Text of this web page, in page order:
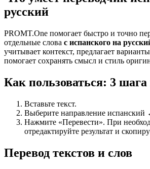
русский
PROMT.One помогает быстро и точно
отдельные слова с испанского на
учитывает контекст, предлагает
помогает сохранять смысл и стиль
Как пользоваться: 3 шага
Вставьте текст.
Выберите направление испанский
Нажмите «Перевести». При
отредактируйте результат и
Перевод текстов и слов